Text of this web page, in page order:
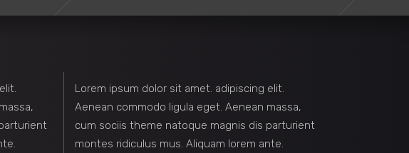
Lorem ipsum dolor sit amet. adipiscing elit.
Aenean commodo ligula eget. Aenean massa,
cum sociis theme natoque magnis dis parturient
montes ridiculus mus. Aliquam lorem ante.